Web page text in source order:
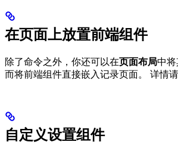
在页面上放置前端组件
除了命令之外，你还可以在页面布局中
而将前端组件直接嵌入记录页面。 详情
自定义设置组件